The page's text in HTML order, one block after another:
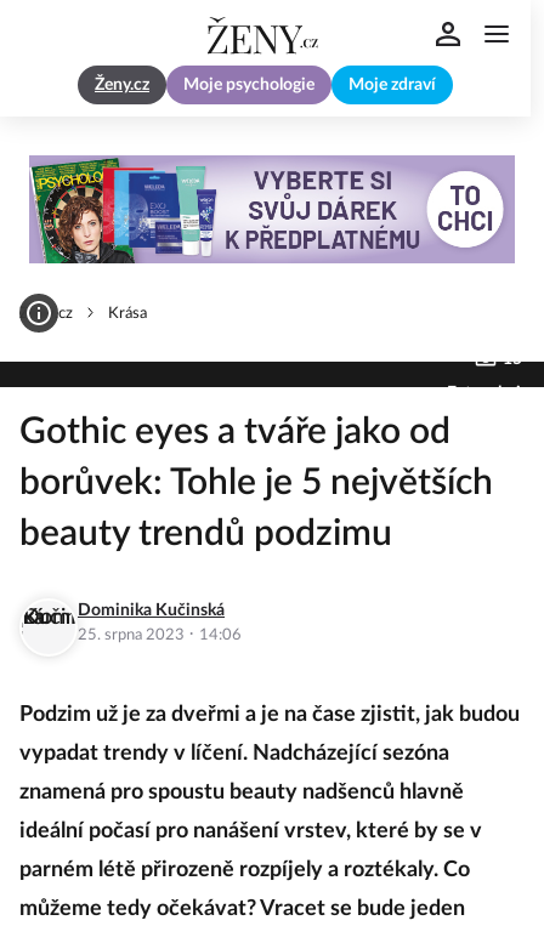
Ženy.cz Moje psychologie Moje zdraví
Zeny.cz Krása
15
Fotogalerie
Gothic eyes a tváře jako od
borůvek: Tohle je 5 největších
beauty trendů podzimu
Dominika Kučinská
25. srpna 2023 · 14:06
Podzim už je za dveřmi a je na čase zjistit, jak budou
vypadat trendy v líčení. Nadcházející sezóna
znamená pro spoustu beauty nadšenců hlavně
ideální počasí pro nanášení vrstev, které by se v
parném létě přirozeně rozpíjely a roztékaly. Co
můžeme tedy očekávat? Vracet se bude jeden